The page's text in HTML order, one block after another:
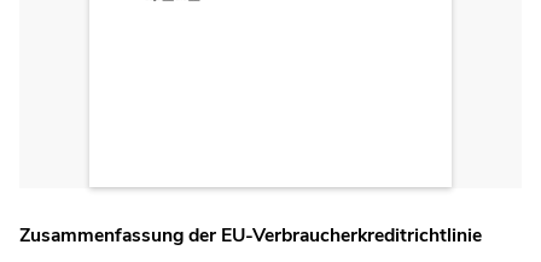
Zusammenfassung der EU-Verbraucherkreditrichtlinie